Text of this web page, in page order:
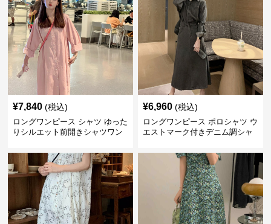
¥7,840 (税込)
ロングワンピース シャツ ゆった
りシルエット前開きシャツワン
¥6,960 (税込)
ロングワンピース ポロシャツ ウ
エストマーク付きデニム調シャ